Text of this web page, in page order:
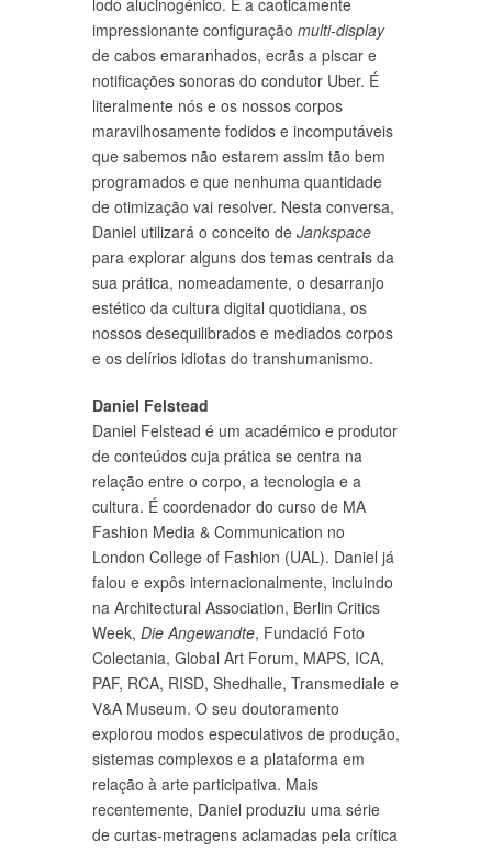
impressionante configuração multi-display
de cabos emaranhados, ecrãs a piscar e
notificações sonoras do condutor Uber. É
literalmente nós e os nossos corpos
maravilhosamente fodidos e incomputáveis
que sabemos não estarem assim tão bem
programados e que nenhuma quantidade
de otimização vai resolver. Nesta conversa,
Daniel utilizará o conceito de Jankspace
para explorar alguns dos temas centrais da
sua prática, nomeadamente, o desarranjo
estético da cultura digital quotidiana, os
nossos desequilibrados e mediados corpos
e os delírios idiotas do transhumanismo.
Daniel Felstead
Daniel Felstead é um académico e produtor
de conteúdos cuja prática se centra na
relação entre o corpo, a tecnologia e a
cultura. É coordenador do curso de MA
Fashion Media & Communication no
London College of Fashion (UAL). Daniel já
falou e expôs internacionalmente, incluindo
na Architectural Association, Berlin Critics
Week, Die Angewandte, Fundació Foto
Colectania, Global Art Forum, MAPS, ICA,
PAF, RCA, RISD, Shedhalle, Transmediale e
V&A Museum. O seu doutoramento
explorou modos especulativos de produção,
sistemas complexos e a plataforma em
relação à arte participativa. Mais
recentemente, Daniel produziu uma série
de curtas-metragens aclamadas pela crítica